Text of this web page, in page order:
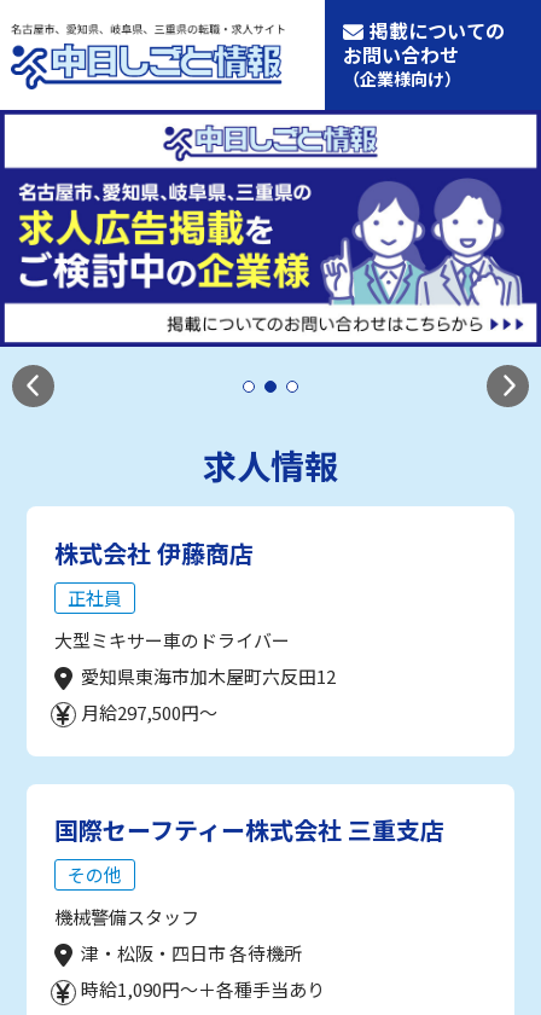
掲載についての
お問い合わせ
（企業様向け）
求人情報
株式会社 伊藤商店
正社員
大型ミキサー車のドライバー
愛知県東海市加木屋町六反田12
月給297,500円～
国際セーフティー株式会社 三重支店
その他
機械警備スタッフ
津・松阪・四日市 各待機所
時給1,090円～＋各種手当あり